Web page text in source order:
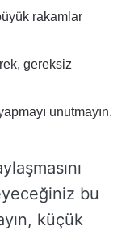
rakamlar
gereksiz
unutmayın.
bu
küçük